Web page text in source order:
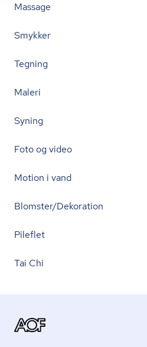
Massage
Smykker
Tegning
Maleri
Syning
Foto og video
Motion i vand
Blomster/Dekoration
Pileflet
Tai Chi